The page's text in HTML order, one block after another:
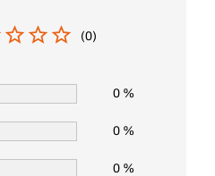
(0)
0 %
0 %
0 %